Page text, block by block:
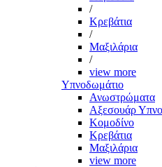
/
Κρεβάτια
/
Μαξιλάρια
/
view more
Υπνοδωμάτιο
Ανωστρώματα
Αξεσουάρ
Κομοδίνο
Κρεβάτια
Μαξιλάρια
view more